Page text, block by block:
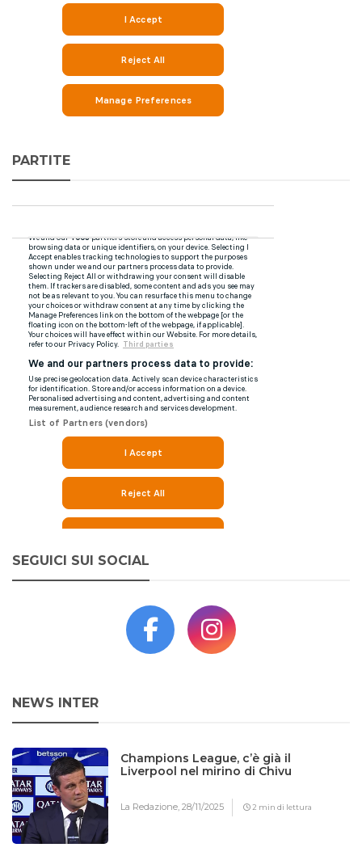
PARTITE
SEGUICI SUI SOCIAL
NEWS INTER
Champions League, c’è già il
Liverpool nel mirino di Chivu
La Redazione,28/11/2025 2 min di lettura